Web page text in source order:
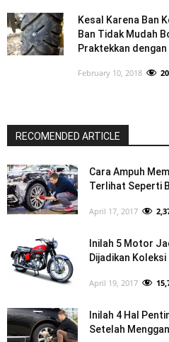
Kesal Karena Ban
Ban Tidak Mudah
Praktekkan dengan
February 10, 2018
RECOMENDED ARTICLE
Cara Ampuh
Terlihat Seperti
April 17, 2017
Inilah 5 Motor
Dijadikan Koleksi
April 19, 2017
Inilah 4 Hal
Setelah